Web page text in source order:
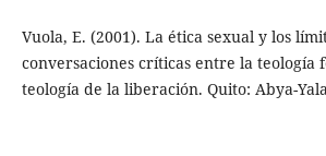
Vuola, E. (2001). La ética sexual y los
conversaciones críticas entre la teología
teología de la liberación. Quito: Abya-